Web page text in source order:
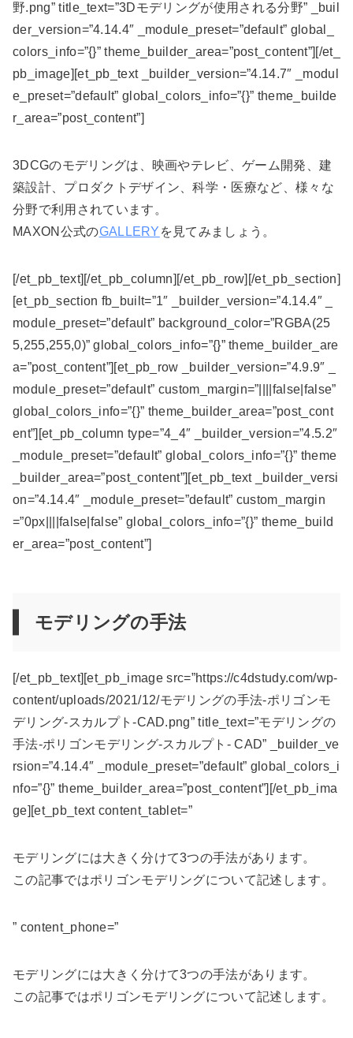
野.png” title_text=”3Dモデリングが使用される分野” _buil
der_version=”4.14.4″ _module_preset=”default” global_
colors_info=”{}” theme_builder_area=”post_content”][/et_
pb_image][et_pb_text _builder_version=”4.14.7″ _modul
e_preset=”default” global_colors_info=”{}” theme_builde
r_area=”post_content”]
3DCGのモデリングは、映画やテレビ、ゲーム開発、建
築設計、プロダクトデザイン、科学・医療など、様々な
分野で利用されています。
MAXON公式のGALLERY を見てみましょう。
[/et_pb_text][/et_pb_column][/et_pb_row][/et_pb_section]
[et_pb_section fb_built=”1″ _builder_version=”4.14.4″ _
module_preset=”default” background_color=”RGBA(25
5,255,255,0)” global_colors_info=”{}” theme_builder_are
a=”post_content”][et_pb_row _builder_version=”4.9.9″ _
module_preset=”default” custom_margin=”||||false|false”
global_colors_info=”{}” theme_builder_area=”post_cont
ent”][et_pb_column type=”4_4″ _builder_version=”4.5.2″
_module_preset=”default” global_colors_info=”{}” theme
_builder_area=”post_content”][et_pb_text _builder_versi
on=”4.14.4″ _module_preset=”default” custom_margin
=”0px||||false|false” global_colors_info=”{}” theme_build
er_area=”post_content”]
モデリングの手法
[/et_pb_text][et_pb_image src=”https://c4dstudy.com/wp-
content/uploads/2021/12/モデリングの手法-ポリゴンモ
デリング-スカルプト-CAD.png” title_text=”モデリングの
手法-ポリゴンモデリング-スカルプト- CAD” _builder_ve
rsion=”4.14.4″ _module_preset=”default” global_colors_i
nfo=”{}” theme_builder_area=”post_content”][/et_pb_ima
ge][et_pb_text content_tablet=”
モデリングには大きく分けて3つの手法があります。
この記事ではポリゴンモデリングについて記述します。
” content_phone=”
モデリングには大きく分けて3つの手法があります。
この記事ではポリゴンモデリングについて記述します。